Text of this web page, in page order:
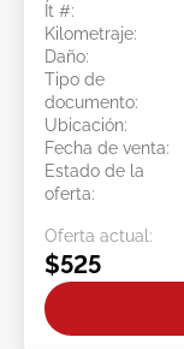
Ít #:
Kilometraje:
Daño:
Tipo de
documento:
Ubicación:
Fecha de venta:
Estado de la
oferta:
Oferta actual:
$525